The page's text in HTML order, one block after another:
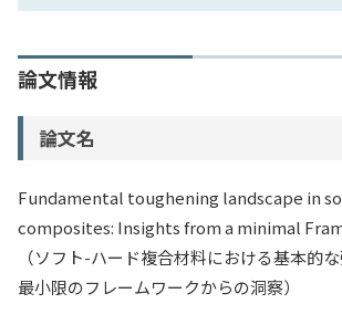
論文情報
論文名
Fundamental toughening landscape in
composites: Insights from a minimal
（ソフト-ハード複合材料における基本的
最小限のフレームワークからの洞察）